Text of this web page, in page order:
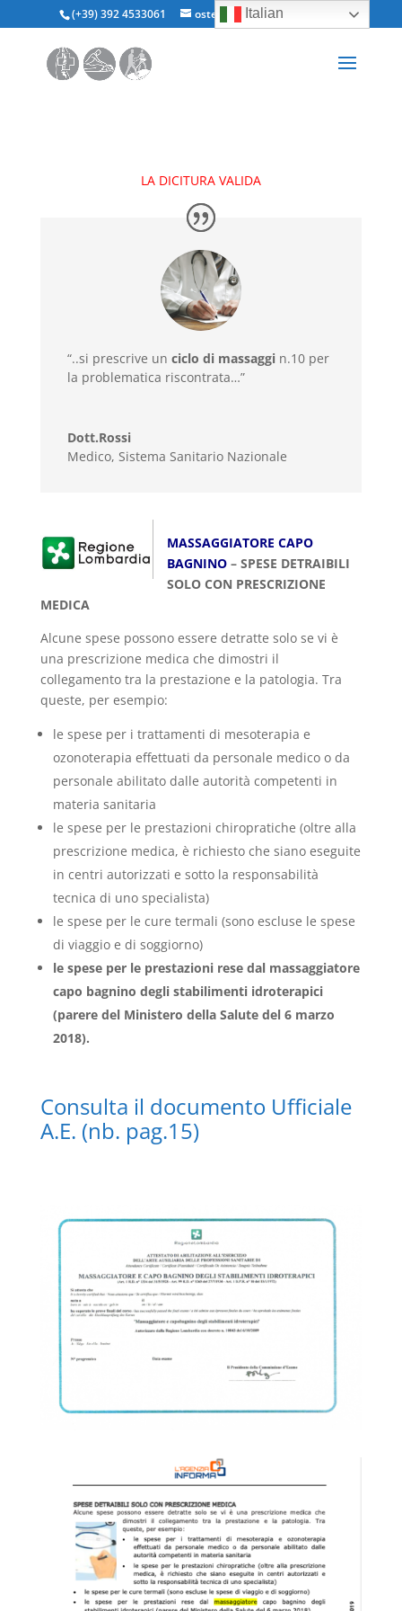
(+39) 392 4533061 osteopata@paoloartasensi.it
LA DICITURA VALIDA
“..si prescrive un ciclo di massaggin.10 per
la problematica riscontrata…”
Dott.Rossi
Medico, Sistema Sanitario Nazionale
MASSAGGIATORE CAPO
BAGNINO– SPESE DETRAIBILI
SOLO CON PRESCRIZIONE
MEDICA
Alcune spese possono essere detratte solo se vi è
una prescrizione medica che dimostri il
collegamento tra la prestazione e la patologia. Tra
queste, per esempio:
le spese per i trattamenti di mesoterapia e
ozonoterapia effettuati da personale medico o da
personale abilitato dalle autorità competenti in
materia sanitaria
le spese per le prestazioni chiropratiche (oltre alla
prescrizione medica, è richiesto che siano eseguite
in centri autorizzati e sotto la responsabilità
tecnica di uno specialista)
le spese per le cure termali (sono escluse le spese
di viaggio e di soggiorno)
le spese per le prestazioni rese dal massaggiatore
capo bagnino degli stabilimenti idroterapici
(parere del Ministero della Salute del 6 marzo
2018).
Consulta il documento Ufficiale
A.E. (nb. pag.15)
Italian